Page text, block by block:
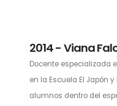
2014 - Viana
Docente especializada
en la Escuela El Japón
alumnos dentro del